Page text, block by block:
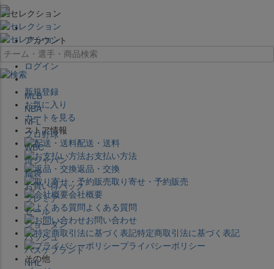
×
アカウント
ログイン
新規登録
お気に入り
カートを見る
ストア情報
配送・送料
お支払い方法
返品・交換
取り寄せ・予約販売
会社概要
よくある質問
お問い合わせ
特定商取引法に基づく表記
プライバシーポリシー
その他
MLB
NBA
NFL
プロ野球
WBC
侍ジャパン
福袋
お買い得パック
プレミア
セール
ジョーダン
バッシュ
バスケブランド
NHL